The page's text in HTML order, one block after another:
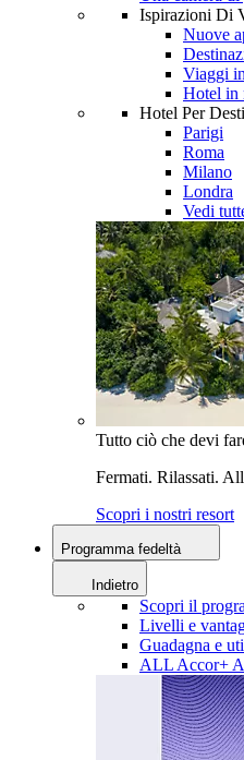
Ispirazioni Di
Nuove
Viaggi
Hotel in
Hotel Per
Parigi
Roma
Milano
Londra
Vedi
Tutto ciò che devi
Fermati. Rilassati.
Scopri i nostri resort
Programma fedeltà
Indietro
Scopri il
Livelli e
Guadagna e
ALL Accor+